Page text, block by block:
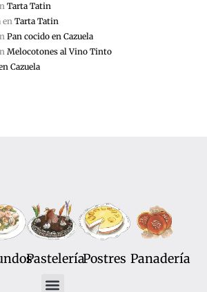
Tarta Tatin
en Tarta Tatin
Pan cocido en Cazuela
Melocotones al Vino Tinto
Cazuela
PasteleríaPostres Panadería